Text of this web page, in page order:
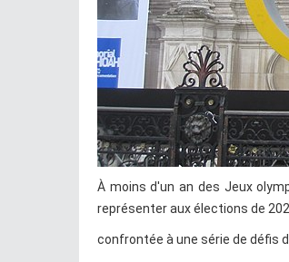
À moins d'un an des Jeux
représenter aux élections de
confrontée à une série de défis